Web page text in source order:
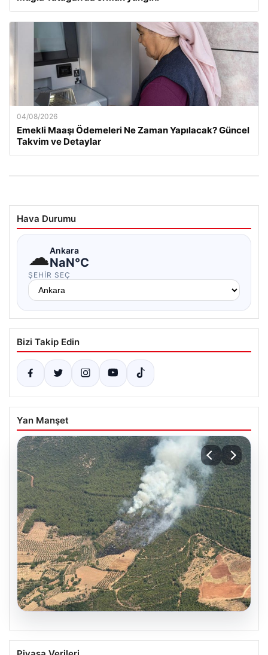
04/08/2026
Emekli Maaşı Ödemeleri Ne Zaman Yapılacak? Güncel
Takvim ve Detaylar
Hava Durumu
☁Ankara
NaN°C
ŞEHIR SEÇ
Bizi Takip Edin
Yan Manşet
Muğla Yatağan’da orman yangını